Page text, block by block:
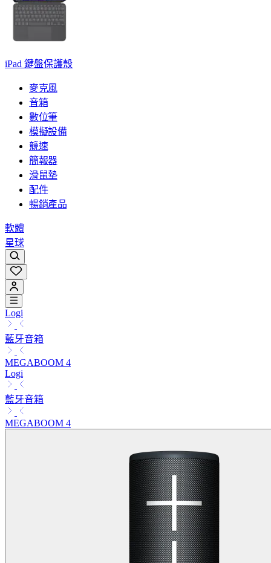
iPad 鍵盤保護殼
麥克風
音箱
數位筆
模擬設備
競速
簡報器
滑鼠墊
配件
暢銷產品
軟體
星球
Logi
藍牙音箱
MEGABOOM 4
Logi
藍牙音箱
MEGABOOM 4